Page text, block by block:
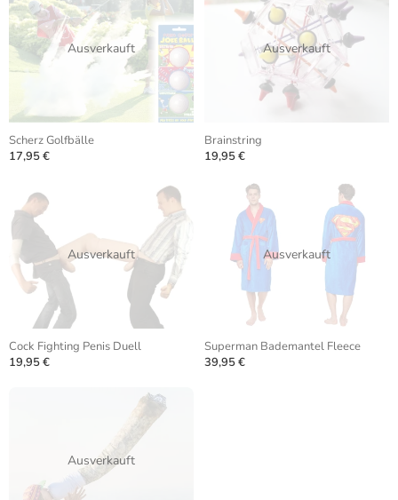
Ausverkauft
Scherz Golfbälle
17,95 €
Ausverkauft
Brainstring
19,95 €
Ausverkauft
Cock Fighting Penis Duell
19,95 €
Ausverkauft
Superman Bademantel Fleece
39,95 €
Ausverkauft